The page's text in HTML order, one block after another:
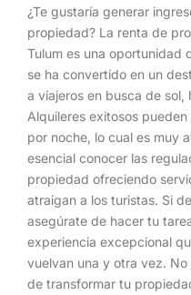
¿Te gustaría generar
propiedad? La renta de
Tulum es una oportunidad
se ha convertido en un
a viajeros en busca de sol,
Alquileres exitosos
por noche, lo cual es muy
esencial conocer las
propiedad ofreciendo
atraigan a los turistas. Si
asegúrate de hacer tu
experiencia excepcional
vuelvan una y otra vez.
de transformar tu